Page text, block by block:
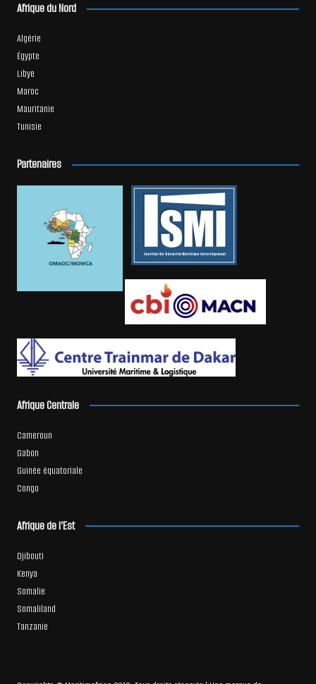
Afrique du Nord
Algérie
Égypte
Libye
Maroc
Mauritanie
Tunisie
Partenaires
Afrique Centrale
Cameroun
Gabon
Guinée équatoriale
Congo
Afrique de l’Est
Djibouti
Kenya
Somalie
Somaliland
Tanzanie